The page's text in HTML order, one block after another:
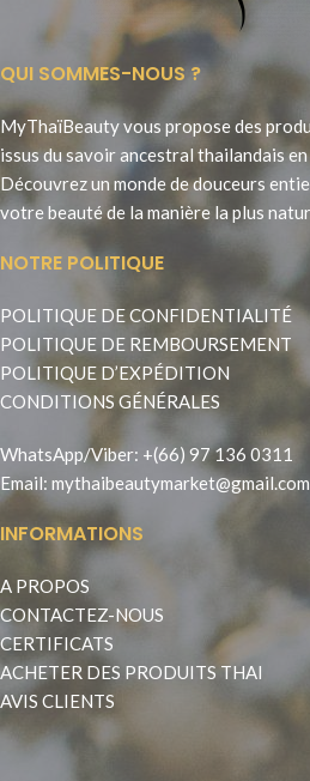
QUI SOMMES-NOUS ?
MyThaïBeauty vous propose des
issus du savoir ancestral thailandais
Découvrez un monde de douceurs
votre beauté de la manière la plus
NOTRE POLITIQUE
POLITIQUE DE CONFIDENTIALITÉ
POLITIQUE DE REMBOURSEMENT
POLITIQUE D’EXPÉDITION
CONDITIONS GÉNÉRALES
WhatsApp/Viber: +(66) 97 136 0311
Email: mythaibeautymarket@gmail.com
INFORMATIONS
A PROPOS
CONTACTEZ-NOUS
CERTIFICATS
ACHETER DES PRODUITS THAI
AVIS CLIENTS